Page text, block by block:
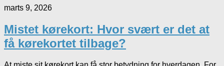
marts 9, 2026
Mistet kørekort: Hvor svært er det at
få kørekortet tilbage?